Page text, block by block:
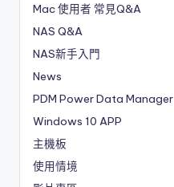
Mac 使用者 常見Q&A
NAS Q&A
NAS新手入門
News
PDM Power Data Manager
Windows 10 APP
主機板
使用情境